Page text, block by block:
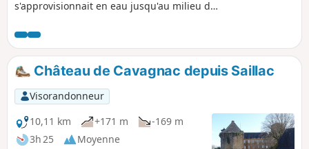
s'approvisionnait en eau jusqu'au milieu du
points d'intérêt historique sont commentés
oralement via des bornes phoniques.
Château de Cavagnac depuis Saillac
Visorandonneur
10,11 km
+171 m
-169 m
3h 25
Moyenne